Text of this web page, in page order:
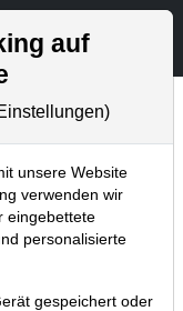
und Artikelsuche
mit Pivotal
Kauf
auf
unsere Website
verwenden wir
eingebettete
personalisierte
gespeichert oder